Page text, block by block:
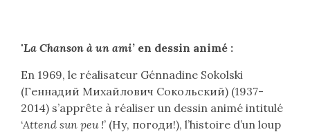
'La Chanson à un ami’ en dessin animé :
En 1969, le réalisateur Génnadine Sokolski
(Геннадий Михайлович Сокольский) (1937-
2014) s’apprête à réaliser un dessin animé intitulé
‘Attend sun peu !’ (Ну, погоди!), l’histoire d’un loup